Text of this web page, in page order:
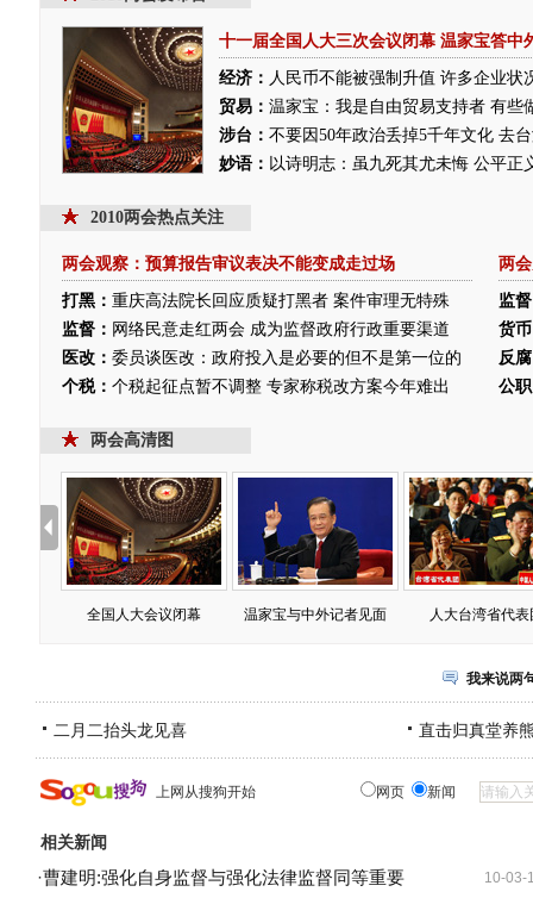
十一届全国人大三次会议闭幕 温家宝答中
经济： 人民币不能被强制升值 许多企业状
贸易： 温家宝：我是自由贸易支持者 有些
涉台： 不要因50年政治丢掉5千年文化 去
妙语： 以诗明志：虽九死其尤未悔 公平正
2010两会热点关注
两会观察：预算报告审议表决不能变成走过场
打黑： 重庆高法院长回应质疑打黑者 案件审理无特殊
监督： 网络民意走红两会 成为监督政府行政重要渠道
医改： 委员谈医改：政府投入是必要的但不是第一位的
个税： 个税起征点暂不调整 专家称税改方案今年难出
两
监
货
反
公
两会高清图
全国人大会议闭幕 温家宝与中外记者见面 人大台湾省代表
我来说两
二月二抬头龙见喜 直击归真堂养
上网从搜狗开始 网页 新闻
相关新闻
10-03-
·曹建明:强化自身监督与强化法律监督同等重要